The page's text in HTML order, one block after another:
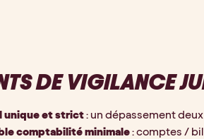
DE VIGILANCE
unique et strict : un dépassement deux
comptabilité minimale : comptes /